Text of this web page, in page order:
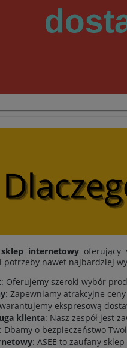
internetowyoferujący
potrzeby nawet najbardziej
: Oferujemy szeroki wybór
: Zapewniamy atrakcyjne
ekspresową
klienta: Nasz zespół jest
: Dbamy o bezpieczeństwo
: ASEE to zaufany